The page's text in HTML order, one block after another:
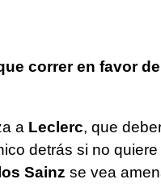
correr en favor
a Leclerc, que
detrás si no
Sainz se vea